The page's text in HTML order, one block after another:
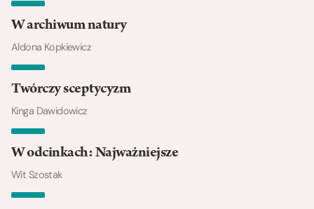
W archiwum natury
Aldona Kopkiewicz
Twórczy sceptycyzm
Kinga Dawidowicz
W odcinkach: Najważniejsze
Wit Szostak